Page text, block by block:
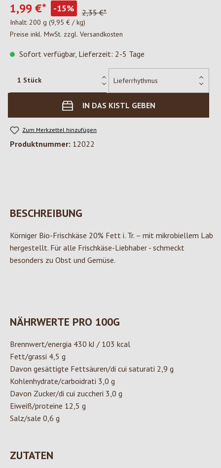
1,99 €* -15% 2,35 €*
Inhalt: 200 g (9,95 € / kg)
Preise inkl. MwSt. zzgl. Versandkosten
Sofort verfügbar, Lieferzeit: 2-5 Tage
IN DAS KISTL GEBEN
Zum Merkzettel hinzufügen
Produktnummer: 12022
BESCHREIBUNG
Körniger Bio-Frischkäse 20% Fett i. Tr. – mit mikrobiellem Lab
hergestellt. Für alle Frischkäse-Liebhaber - schmeckt
besonders zu Obst und Gemüse.
NÄHRWERTE PRO 100G
Brennwert/energia 430 kJ / 103 kcal
Fett/grassi 4,5 g
Davon gesättigte Fettsäuren/di cui saturati 2,9 g
Kohlenhydrate/carboidrati 3,0 g
Davon Zucker/di cui zuccheri 3,0 g
Eiweiß/proteine 12,5 g
Salz/sale 0,6 g
ZUTATEN